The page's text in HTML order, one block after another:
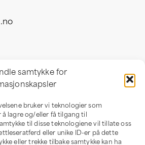
samtykke for
bruker vi teknologier som
lagre og/eller få tilgang til
til disse teknologiene vil tillate oss
eller unike ID-er på dette
eller trekke tilbake samtykke kan ha
32 b